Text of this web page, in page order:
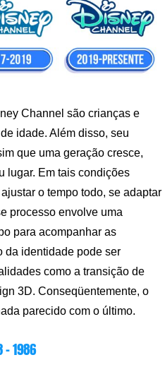
Channel são crianças e
idade. Além disso, seu
que uma geração cresce,
lugar. Em tais condições
o tempo todo, se adaptar
processo envolve uma
para acompanhar as
da identidade pode ser
como a transição de
3D. Conseqüentemente, o
parecido com o último.
– 1986